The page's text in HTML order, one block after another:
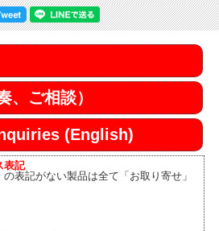
、ご相談）
(English)
表記
の表記がない製品は全て「お取り寄せ」